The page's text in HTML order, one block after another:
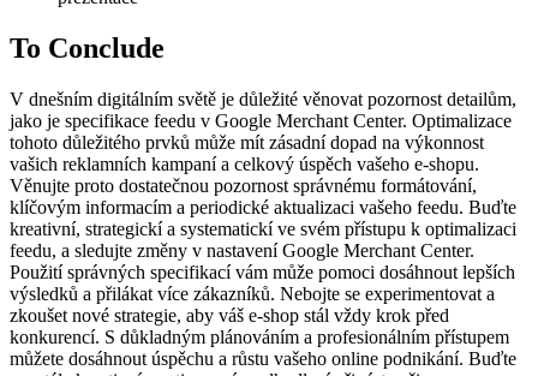
To Conclude
V dnešním digitálním světě je důležité věnovat pozornost detailům,
jako je specifikace feedu v Google Merchant Center. Optimalizace
tohoto důležitého prvků může mít zásadní dopad na výkonnost
vašich reklamních kampaní a celkový úspěch vašeho e-shopu.
Věnujte proto dostatečnou pozornost správnému formátování,
klíčovým informacím a periodické aktualizaci vašeho feedu. Buďte
kreativní, strategickí a systematickí ve svém přístupu k optimalizaci
feedu, a sledujte změny v nastavení Google Merchant Center.
Použití správných specifikací vám může pomoci dosáhnout lepších
výsledků a přilákat více zákazníků. Nebojte se experimentovat a
zkoušet nové strategie, aby váš e-shop stál vždy krok před
konkurencí. S důkladným plánováním a profesionálním přístupem
můžete dosáhnout úspěchu a růstu vašeho online podnikání. Buďte